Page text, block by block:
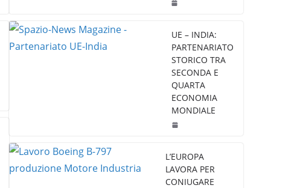
UE – INDIA:
PARTENARIATO
STORICO TRA
SECONDA E
QUARTA
ECONOMIA
MONDIALE
L’EUROPA
LAVORA PER
CONIUGARE